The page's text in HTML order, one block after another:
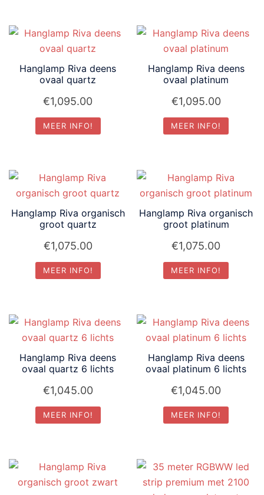
Hanglamp Riva deens
ovaal quartz
€1,095.00
MEER INFO!
Hanglamp Riva deens
ovaal platinum
€1,095.00
MEER INFO!
Hanglamp Riva organisch
groot quartz
€1,075.00
MEER INFO!
Hanglamp Riva organisch
groot platinum
€1,075.00
MEER INFO!
Hanglamp Riva deens
ovaal quartz 6 lichts
€1,045.00
MEER INFO!
Hanglamp Riva deens
ovaal platinum 6 lichts
€1,045.00
MEER INFO!